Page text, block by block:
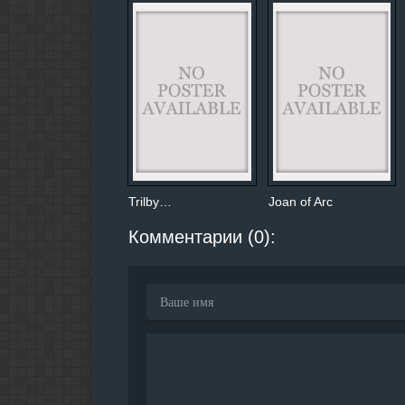
Trilby… Joan of Arc
Комментарии (0):